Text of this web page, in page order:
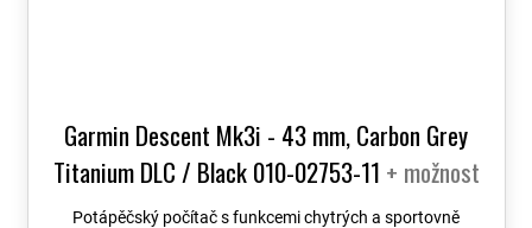
Garmin Descent Mk3i - 43 mm, Carbon Grey
Titanium DLC / Black 010-02753-11 + možnost
výměny do 90 dní + Topo Czech PRO Voucher
Potápěčský počítač s funkcemi chytrých a sportovně